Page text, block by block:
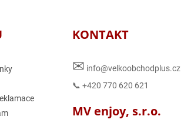
KONTAKT
✉ info@velkoobchodplus.cz
📞 +420 770 620 621
MV enjoy, s.r.o.